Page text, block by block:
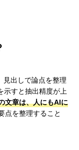
見出しで論点を整理
示すと抽出精度が上
文章は、人にもAIに
点を整理すること